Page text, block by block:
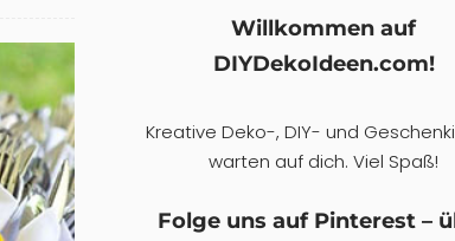
Willkommen auf
DIYDekoIdeen.com!
Kreative Deko-, DIY- und
warten auf dich. Viel Spaß!
Folge uns auf Pinterest –